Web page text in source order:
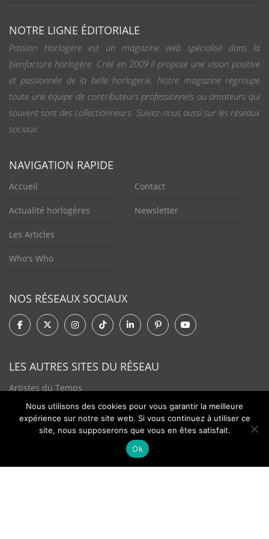
NOTRE LIGNE ÉDITORIALE
Passion Horlogère est un magazine web spécialisé dans la
bienfacture horlogère. Créé en 2009 il propose une vision positive
et passionnée de la belle horlogerie. Notre magazine regroupe
toute une équipe de contributeurs professionnels ou amateurs qui
souvent sont des collectionneurs. Suivez-nous aussi sur les réseaux
sociaux.
NAVIGATION RAPIDE
Accueil
Actualité horlogères
Les Articles
Who's Who
Contact
Newsletter
NOS RÉSEAUX SOCIAUX
LES AUTRES SITES DU RÉSEAU
Artistes du Temps
Tendances Plurielles
Nous utilisons des cookies pour vous garantir la meilleure
expérience sur notre site web. Si vous continuez à utiliser ce
site, nous supposerons que vous en êtes satisfait.
Ok